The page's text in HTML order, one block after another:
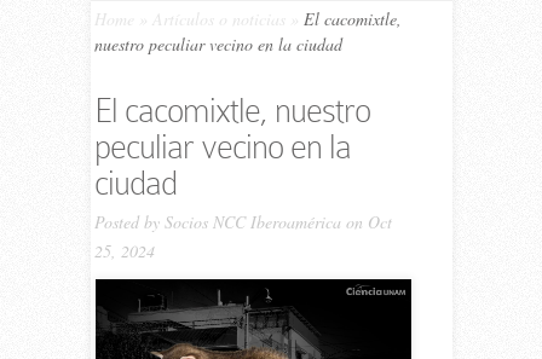
Home Artículos o noticias
El cacomixtle,
nuestro peculiar vecino en la ciudad
El cacomixtle, nuestro
peculiar vecino en la
ciudad
Posted by Socios NCC Iberoamérica on Oct
25, 2024